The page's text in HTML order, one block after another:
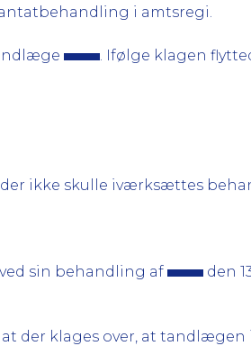
i amtsregi.
. Ifølge klagen
ikke skulle iværksættes
sin behandling af den
der klages over, at tandlægen